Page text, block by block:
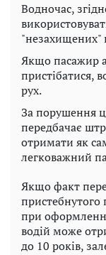
Водночас,
"незахищених"
Якщо пасажир
пристібатися,
рух.
За порушення
передбачає
отримати як
легковажний
Якщо факт
пристебнутого
при
водій може
до 10 років,